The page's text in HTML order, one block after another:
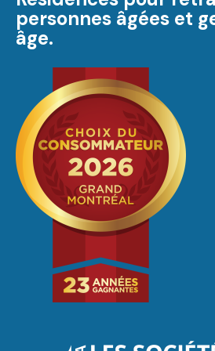
personnes âgées et
âge.